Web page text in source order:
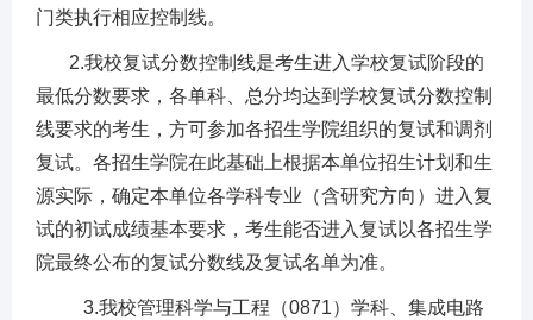
门类执行相应控制线。
2.我校复试分数控制线是考生进入学校复试阶段的
最低分数要求，各单科、总分均达到学校复试分数控制
线要求的考生，方可参加各招生学院组织的复试和调剂
复试。各招生学院在此基础上根据本单位招生计划和生
源实际，确定本单位各学科专业（含研究方向）进入复
试的初试成绩基本要求，考生能否进入复试以各招生学
院最终公布的复试分数线及复试名单为准。
3.我校管理科学与工程（0871）学科、集成电路